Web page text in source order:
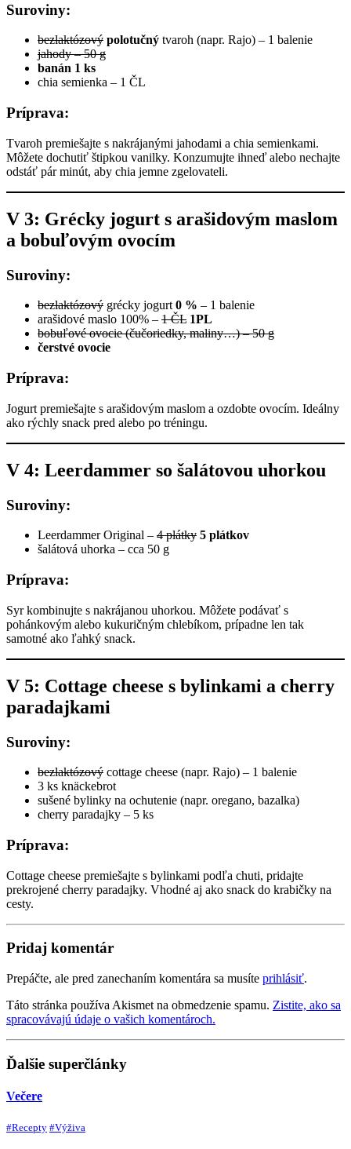
Suroviny:
bezlaktózový polotučný tvaroh (napr. Rajo) – 1 balenie
jahody – 50 g
banán 1 ks
chia semienka – 1 ČL
Príprava:
Tvaroh premiešajte s nakrájanými jahodami a chia semienkami.
Môžete dochutiť štipkou vanilky. Konzumujte ihneď alebo nechajte
odstáť pár minút, aby chia jemne zgelovateli.
V 3: Grécky jogurt s arašidovým maslom
a bobuľovým ovocím
Suroviny:
bezlaktózový grécky jogurt 0 % – 1 balenie
arašidové maslo 100% – 1 ČL 1PL
bobuľové ovocie (čučoriedky, maliny…) – 50 g
čerstvé ovocie
Príprava:
Jogurt premiešajte s arašidovým maslom a ozdobte ovocím. Ideálny
ako rýchly snack pred alebo po tréningu.
V 4: Leerdammer so šalátovou uhorkou
Suroviny:
Leerdammer Original – 4 plátky 5 plátkov
šalátová uhorka – cca 50 g
Príprava:
Syr kombinujte s nakrájanou uhorkou. Môžete podávať s
pohánkovým alebo kukuričným chlebíkom, prípadne len tak
samotné ako ľahký snack.
V 5: Cottage cheese s bylinkami a cherry
paradajkami
Suroviny:
bezlaktózový cottage cheese (napr. Rajo) – 1 balenie
3 ks knäckebrot
sušené bylinky na ochutenie (napr. oregano, bazalka)
cherry paradajky – 5 ks
Príprava:
Cottage cheese premiešajte s bylinkami podľa chuti, pridajte
prekrojené cherry paradajky. Vhodné aj ako snack do krabičky na
cesty.
Pridaj komentár
Prepáčte, ale pred zanechaním komentára sa musíte prihlásiť.
Táto stránka používa Akismet na obmedzenie spamu. Zistite, ako sa
spracovávajú údaje o vašich komentároch.
Ďalšie superčlánky
Večere
#Recepty #Výživa